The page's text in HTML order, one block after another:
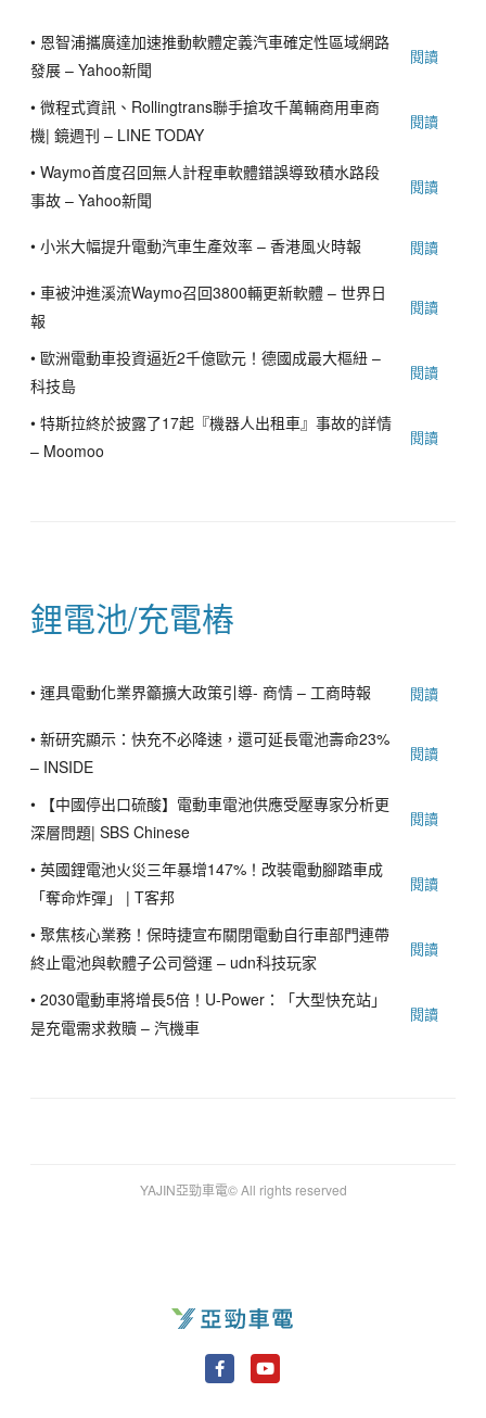
• 恩智浦攜廣達加速推動軟體定義汽車確定性區域網路
發展 – Yahoo新聞
閱讀
• 微程式資訊、Rollingtrans聯手搶攻千萬輛商用車商
機| 鏡週刊 – LINE TODAY
閱讀
• Waymo首度召回無人計程車軟體錯誤導致積水路段
事故 – Yahoo新聞
閱讀
• 小米大幅提升電動汽車生產效率 – 香港風火時報 閱讀
• 車被沖進溪流Waymo召回3800輛更新軟體 – 世界日
報
閱讀
• 歐洲電動車投資逼近2千億歐元！德國成最大樞紐 –
科技島
閱讀
• 特斯拉終於披露了17起『機器人出租車』事故的詳情
– Moomoo
閱讀
鋰電池/充電樁
• 運具電動化業界籲擴大政策引導- 商情 – 工商時報 閱讀
• 新研究顯示：快充不必降速，還可延長電池壽命23%
– INSIDE
閱讀
•
【中國停出口硫酸】電動車電池供應受壓專家分析更
深層問題| SBS Chinese
閱讀
• 英國鋰電池火災三年暴增147%！改裝電動腳踏車成
「奪命炸彈」 | T客邦
閱讀
• 聚焦核心業務！保時捷宣布關閉電動自行車部門連帶
終止電池與軟體子公司營運 – udn科技玩家
閱讀
• 2030電動車將增長5倍！U-Power：「大型快充站」
是充電需求救贖 – 汽機車
閱讀
YAJIN亞勁車電© All rights reserved
F Y